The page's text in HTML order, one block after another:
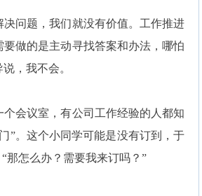
问题，我们就没有价值。工作推进
做的是主动寻找答案和办法，哪怕
，我不会。
会议室，有公司工作经验的人都知
”。这个小同学可能是没有订到，于
那怎么办？需要我来订吗？”